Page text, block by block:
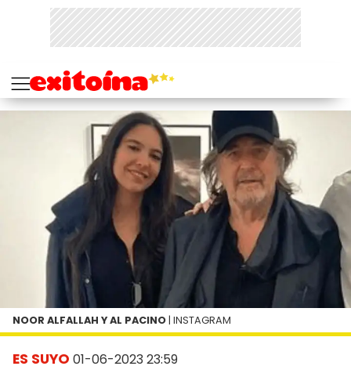
ES SUYO 01-06-2023 23:59
NOOR ALFALLAH Y AL PACINO | INSTAGRAM